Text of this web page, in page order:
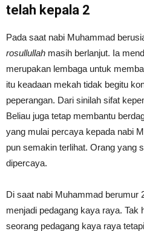
telah kepala 2
Pada saat nabi Muhammad
rosullullah masih berlanjut. Ia
merupakan lembaga untuk
itu keadaan mekah tidak begitu
peperangan. Dari sinilah sifat
Beliau juga tetap membantu
yang mulai percaya kepada nabi
pun semakin terlihat. Orang yang
dipercaya.
Di saat nabi Muhammad berumur
menjadi pedagang kaya raya. Tak
seorang pedagang kaya raya